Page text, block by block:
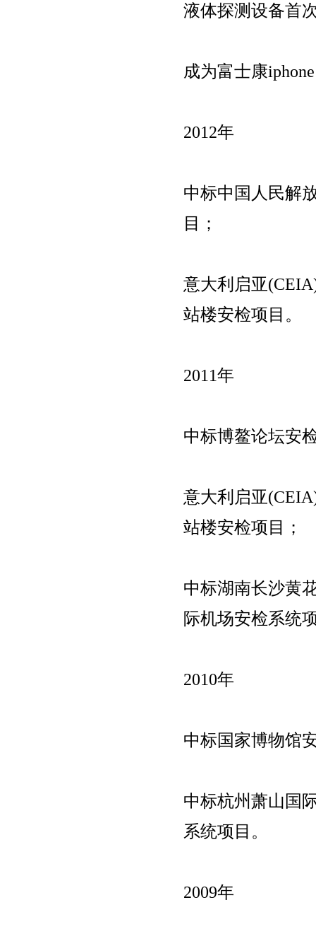
液体探测设备首
成为富士康
2012年
中标中国人民解
目；
意大利启亚
站楼安检项目。
2011年
中标博鳌论坛安
意大利启亚
站楼安检项目；
中标湖南长沙黄
际机场安检系统
2010年
中标国家博物馆
中标杭州萧山国
系统项目。
2009年